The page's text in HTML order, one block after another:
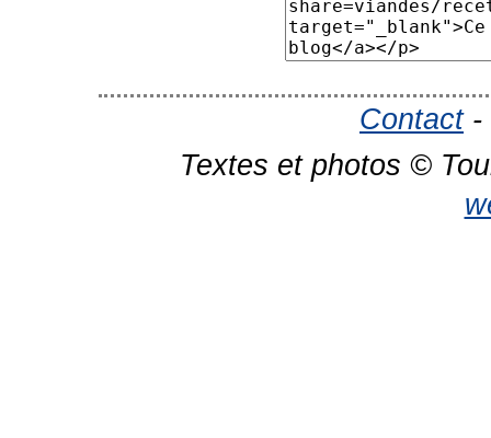
Contact-
Textes et photos ©